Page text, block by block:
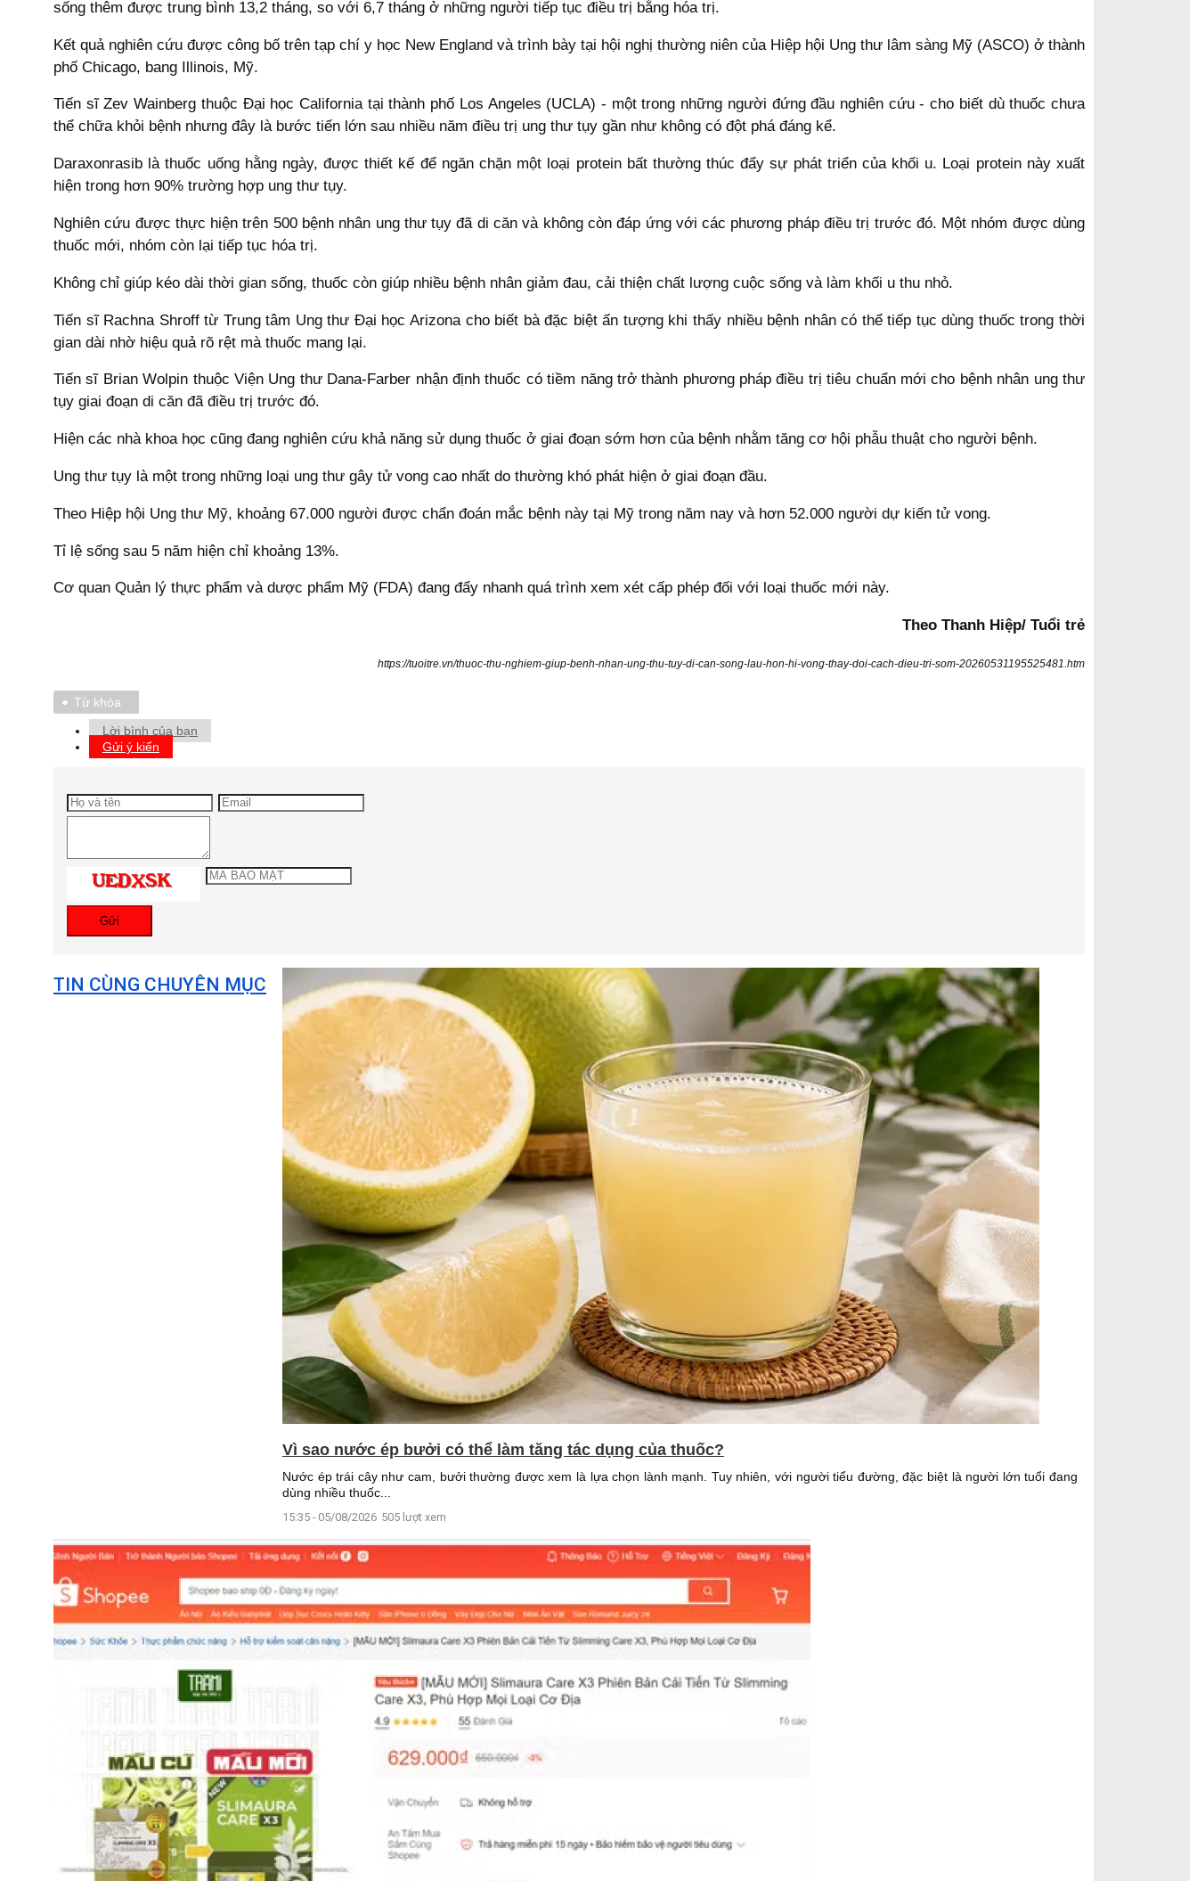
sống thêm được trung bình 13,2 tháng, so với 6,7 tháng ở những người tiếp tục điều trị bằng hóa trị.
Kết quả nghiên cứu được công bố trên tạp chí y học New England và trình bày tại hội nghị thường niên của Hiệp hội Ung thư lâm sàng Mỹ (ASCO) ở thành
phố Chicago, bang Illinois, Mỹ.
Tiến sĩ Zev Wainberg thuộc Đại học California tại thành phố Los Angeles (UCLA) - một trong những người đứng đầu nghiên cứu - cho biết dù thuốc chưa
thể chữa khỏi bệnh nhưng đây là bước tiến lớn sau nhiều năm điều trị ung thư tụy gần như không có đột phá đáng kể.
Daraxonrasib là thuốc uống hằng ngày, được thiết kế để ngăn chặn một loại protein bất thường thúc đẩy sự phát triển của khối u. Loại protein này xuất
hiện trong hơn 90% trường hợp ung thư tụy.
Nghiên cứu được thực hiện trên 500 bệnh nhân ung thư tụy đã di căn và không còn đáp ứng với các phương pháp điều trị trước đó. Một nhóm được dùng
thuốc mới, nhóm còn lại tiếp tục hóa trị.
Không chỉ giúp kéo dài thời gian sống, thuốc còn giúp nhiều bệnh nhân giảm đau, cải thiện chất lượng cuộc sống và làm khối u thu nhỏ.
Tiến sĩ Rachna Shroff từ Trung tâm Ung thư Đại học Arizona cho biết bà đặc biệt ấn tượng khi thấy nhiều bệnh nhân có thể tiếp tục dùng thuốc trong thời
gian dài nhờ hiệu quả rõ rệt mà thuốc mang lại.
Tiến sĩ Brian Wolpin thuộc Viện Ung thư Dana-Farber nhận định thuốc có tiềm năng trở thành phương pháp điều trị tiêu chuẩn mới cho bệnh nhân ung thư
tụy giai đoạn di căn đã điều trị trước đó.
Hiện các nhà khoa học cũng đang nghiên cứu khả năng sử dụng thuốc ở giai đoạn sớm hơn của bệnh nhằm tăng cơ hội phẫu thuật cho người bệnh.
Ung thư tụy là một trong những loại ung thư gây tử vong cao nhất do thường khó phát hiện ở giai đoạn đầu.
Theo Hiệp hội Ung thư Mỹ, khoảng 67.000 người được chẩn đoán mắc bệnh này tại Mỹ trong năm nay và hơn 52.000 người dự kiến tử vong.
Tỉ lệ sống sau 5 năm hiện chỉ khoảng 13%.
Cơ quan Quản lý thực phẩm và dược phẩm Mỹ (FDA) đang đẩy nhanh quá trình xem xét cấp phép đối với loại thuốc mới này.
Theo Thanh Hiệp/ Tuổi trẻ
https://tuoitre.vn/thuoc-thu-nghiem-giup-benh-nhan-ung-thu-tuy-di-can-song-lau-hon-hi-vong-thay-doi-cach-dieu-tri-som-20260531195525481.htm
Từ khóa
Lời bình của bạn
Gửi ý kiến
Gửi
TIN CÙNG CHUYÊN MỤC
Vì sao nước ép bưởi có thể làm tăng tác dụng của thuốc?
Nước ép trái cây như cam, bưởi thường được xem là lựa chọn lành mạnh. Tuy nhiên, với người tiểu đường, đặc biệt là người lớn tuổi đang
dùng nhiều thuốc...
15:35 - 05/08/2026 505 lượt xem